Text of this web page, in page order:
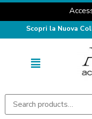
Scopri la Nuova